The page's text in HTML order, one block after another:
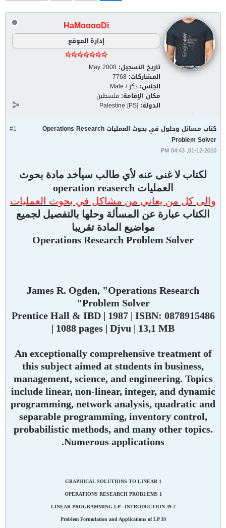
HaMooooDi
إدارة الموقع
تاريخ التسجيل: May 2008
المشاركات: 7768
الجنس: ذكر / Male
مكان الإقامة: فلسطين
الدولة: Palestine [PS]
#1
كتاب مسائل وحلول في بحوث العمليات Operations Research
Problem Solver
01-12-2010, 04:43 PM
لكتاب لا غنى عنه لأي طالب سيأخد مادة بحوث
العمليات operation reaserch
والى كل من يعاني من مشاكل في بحوث العمليات
الكتاب عبارة عن المسألة وحلها بالتفصيل لجميع
مواضيع المادة تقريبا
Operations Research Problem Solver
James R. Ogden, "Operations Research
Problem Solver"
Prentice Hall & IBD | 1987 | ISBN: 0878915486
| 1088 pages | Djvu | 13,1 MB
An exceptionally comprehensive treatment of
this subject aimed at students in business,
management, science, and engineering. Topics
include linear, non-linear, integer, and dynamic
programming, network analysis, quadratic and
separable programming, inventory control,
probabilistic methods, and many other topics.
Numerous applications.
1 GRAPHICAL SOLUTIONS TO LINEAR
OPERATIONS RESEARCH PROBLEMS 1
2 LINEAR PROGRAMMING LP - INTRODUCTION 39
Problem Formulation and Applications of LP 39